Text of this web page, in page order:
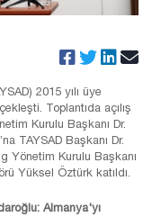
2015 yılı üye
Toplantıda açılış
Kurulu Başkanı Dr.
TAYSAD Başkanı Dr.
Yönetim Kurulu Başkanı
Yüksel Öztürk katıldı.
Almanya'yı